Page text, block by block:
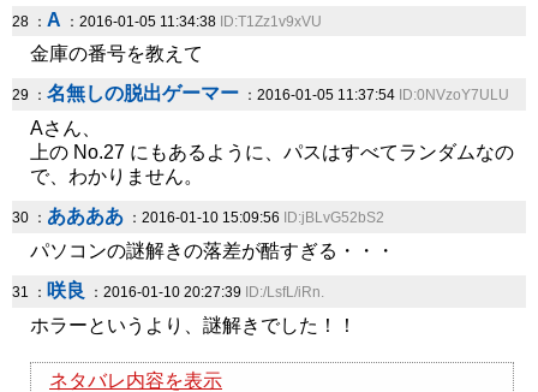
28 ： A ：2016-01-05 11:34:38 ID:T1Zz1v9xVU
金庫の番号を教えて
29 ： 名無しの脱出ゲーマー ：2016-01-05 11:37:54 ID:0NVzoY7ULU
Aさん、
上の No.27 にもあるように、パスはすべてランダムなの
で、わかりません。
30 ： ああああ ：2016-01-10 15:09:56 ID:jBLvG52bS2
パソコンの謎解きの落差が酷すぎる・・・
31 ： 咲良 ：2016-01-10 20:27:39 ID:/LsfL/iRn.
ホラーというより、謎解きでした！！
ネタバレ内容を表示